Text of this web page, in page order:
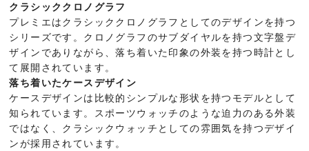
クラシッククロノグラフ
プレミエはクラシッククロノグラフとしてのデザインを持つ
シリーズです。クロノグラフのサブダイヤルを持つ文字盤デ
ザインでありながら、落ち着いた印象の外装を持つ時計とし
て展開されています。
落ち着いたケースデザイン
ケースデザインは比較的シンプルな形状を持つモデルとして
知られています。スポーツウォッチのような迫力のある外装
ではなく、クラシックウォッチとしての雰囲気を持つデザイ
ンが採用されています。